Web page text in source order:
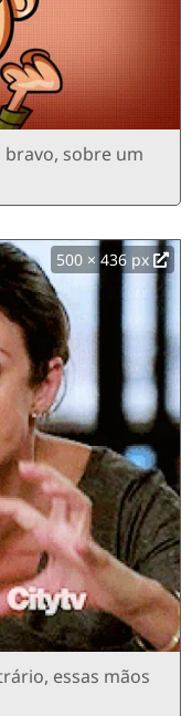
sobre um
500 × 436 px
essas mãos